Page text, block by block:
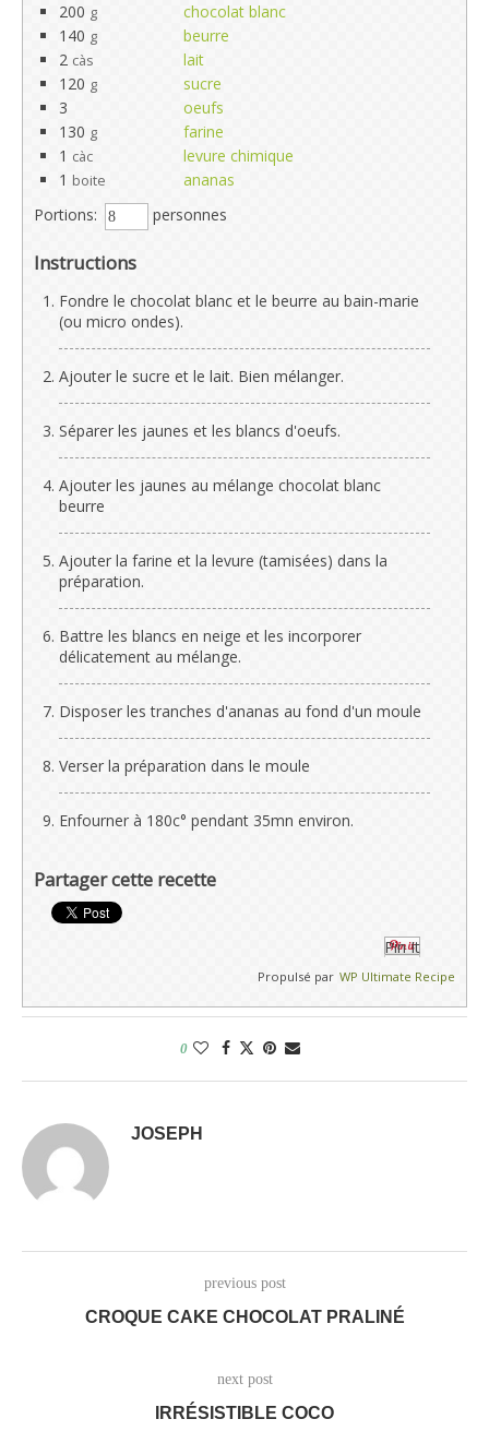
200 g
chocolat blanc
140 g
beurre
2 càs
lait
120 g
sucre
3
oeufs
130 g
farine
1 càc
levure chimique
1 boite
ananas
Portions:
personnes
Instructions
Fondre le chocolat blanc et le beurre au bain-marie
(ou micro ondes).
Ajouter le sucre et le lait. Bien mélanger.
Séparer les jaunes et les blancs d'oeufs.
Ajouter les jaunes au mélange chocolat blanc
beurre
Ajouter la farine et la levure (tamisées) dans la
préparation.
Battre les blancs en neige et les incorporer
délicatement au mélange.
Disposer les tranches d'ananas au fond d'un moule
Verser la préparation dans le moule
Enfourner à 180c° pendant 35mn environ.
Partager cette recette
Pin It
Propulsé par WP Ultimate Recipe
0
JOSEPH
previous post
CROQUE CAKE CHOCOLAT PRALINÉ
next post
IRRÉSISTIBLE COCO